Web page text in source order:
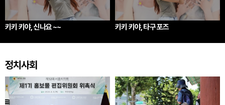
키키 키야, 신나요 ~~ 키키 키야, 타구 포즈
정치사회